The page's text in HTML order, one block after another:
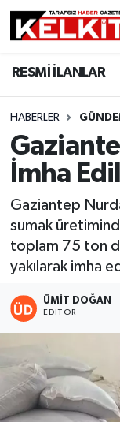
RESMİ İLANLAR
HABERLER
İmha
Gaziantep
sumak
toplam 75 ton
yakılarak imha
ÜMIT DOĞAN
EDITÖR